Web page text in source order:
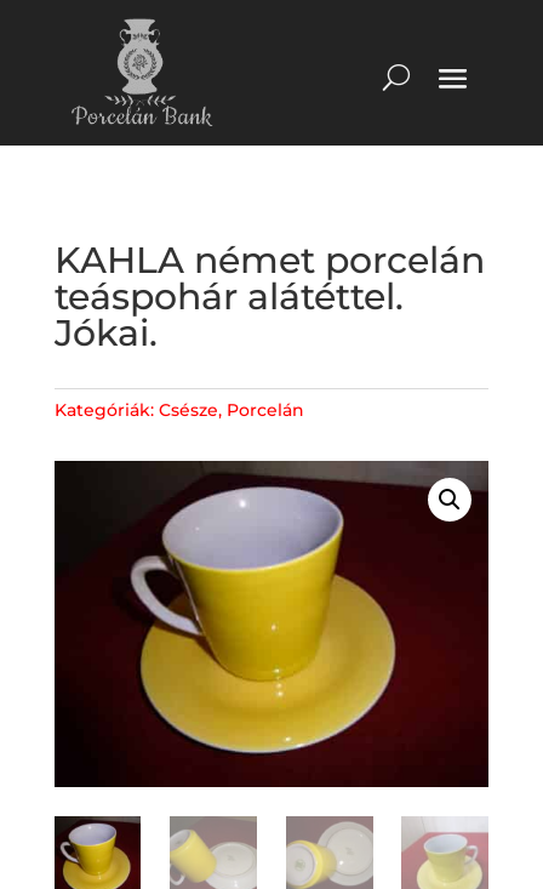
KAHLA német porcelán
teáspohár alátéttel.
Jókai.
Kategóriák: Csésze, Porcelán